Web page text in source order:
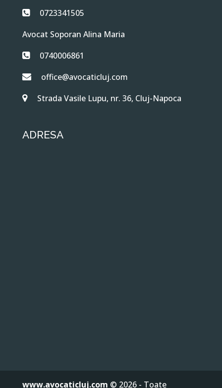
0723341505
Avocat Soporan Alina Maria
0740006861
office@avocaticluj.com
Strada Vasile Lupu, nr. 36, Cluj-Napoca
ADRESA
www.avocaticluj.com © 2026 - Toate